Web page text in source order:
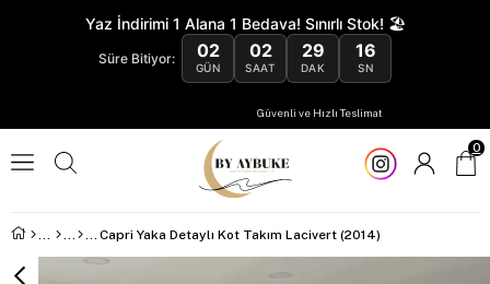
Yaz İndirimi 1 Alana 1 Bedava! Sınırlı Stok! 🏖️
Süre Bitiyor: 02
GÜN
02
SAAT
29
DAK
15
SN
Güvenli ve Hızlı Teslimat
0
Capri Yaka Detaylı Kot Takım Lacivert (2014)